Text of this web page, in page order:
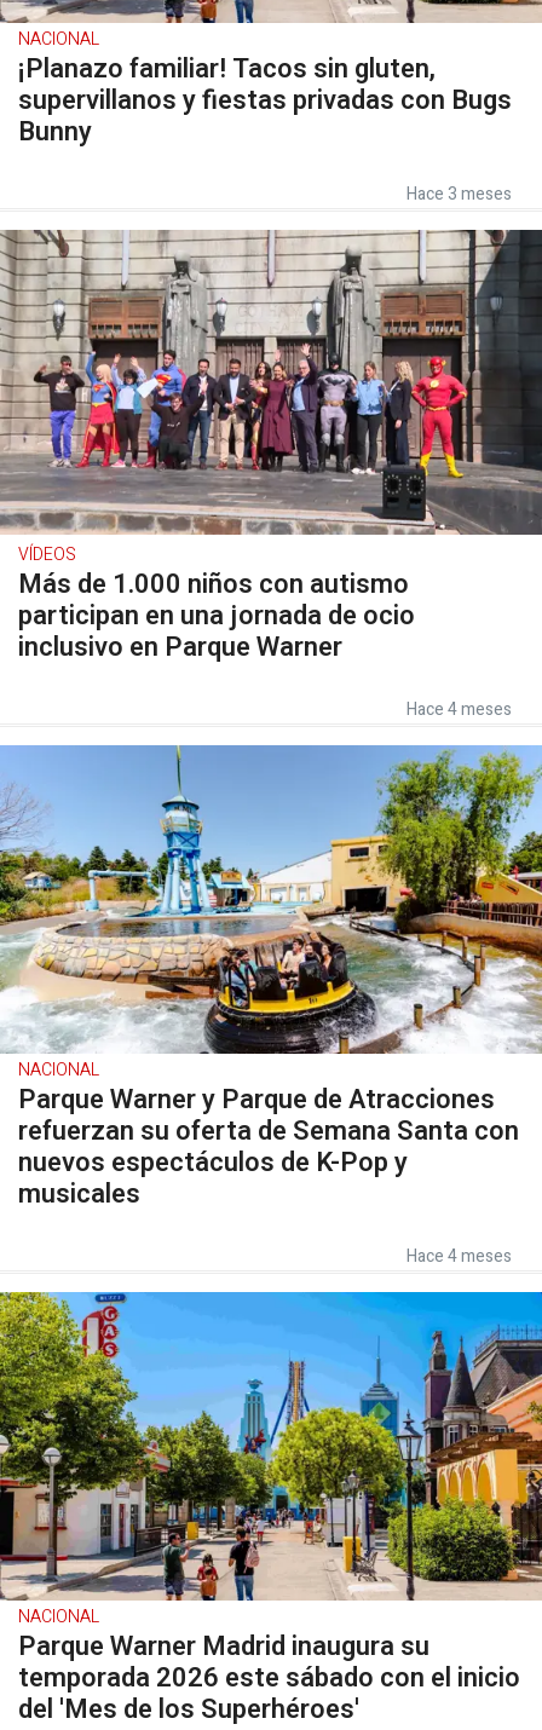
NACIONAL
¡Planazo familiar! Tacos sin gluten,
supervillanos y fiestas privadas con Bugs
Bunny
Hace 3 meses
VÍDEOS
Más de 1.000 niños con autismo
participan en una jornada de ocio
inclusivo en Parque Warner
Hace 4 meses
NACIONAL
Parque Warner y Parque de Atracciones
refuerzan su oferta de Semana Santa con
nuevos espectáculos de K-Pop y
musicales
Hace 4 meses
NACIONAL
Parque Warner Madrid inaugura su
temporada 2026 este sábado con el inicio
del 'Mes de los Superhéroes'